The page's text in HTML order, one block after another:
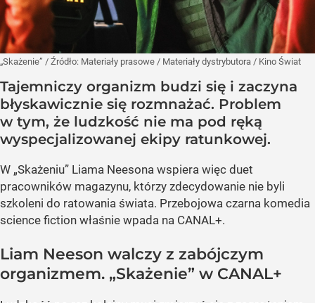
„Skażenie” / Źródło: Materiały prasowe / Materiały dystrybutora / Kino Świat
Tajemniczy organizm budzi się i zaczyna
błyskawicznie się rozmnażać. Problem
w tym, że ludzkość nie ma pod ręką
wyspecjalizowanej ekipy ratunkowej.
W „Skażeniu” Liama Neesona wspiera więc duet
pracowników magazynu, którzy zdecydowanie nie byli
szkoleni do ratowania świata. Przebojowa czarna komedia
science fiction właśnie wpada na CANAL+.
Liam Neeson walczy z zabójczym
organizmem. „Skażenie” w CANAL+